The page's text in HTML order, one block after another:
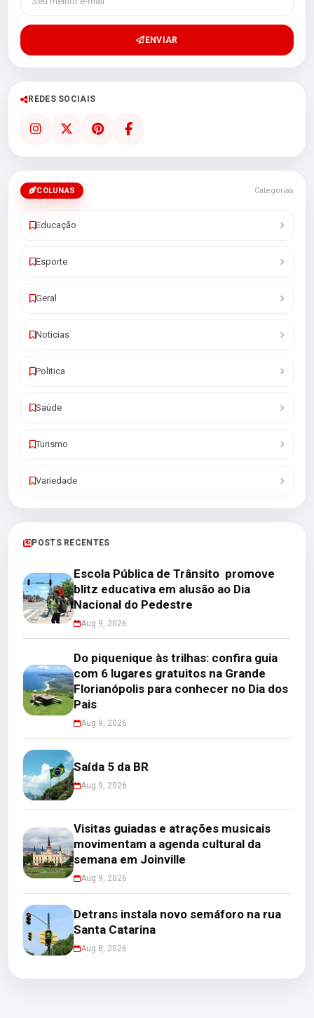
ENVIAR
REDES SOCIAIS
COLUNAS Categorias
Educação
Esporte
Geral
Noticias
Politica
Saúde
Turismo
Variedade
POSTS RECENTES
Escola Pública de Trânsito promove
blitz educativa em alusão ao Dia
Nacional do Pedestre
Aug 9, 2026
Do piquenique às trilhas: confira guia
com 6 lugares gratuitos na Grande
Florianópolis para conhecer no Dia dos
Pais
Aug 9, 2026
Saída 5 da BR
Aug 9, 2026
Visitas guiadas e atrações musicais
movimentam a agenda cultural da
semana em Joinville
Aug 9, 2026
Detrans instala novo semáforo na rua
Santa Catarina
Aug 8, 2026